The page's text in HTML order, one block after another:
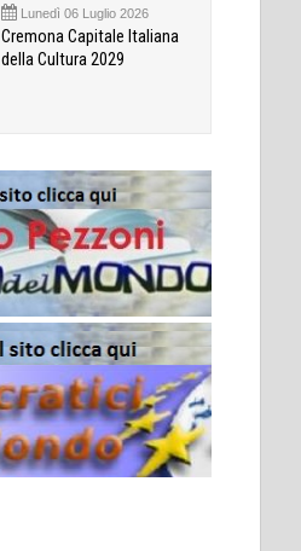
Lunedì 06 Luglio 2026
Cremona Capitale Italiana
della Cultura 2029